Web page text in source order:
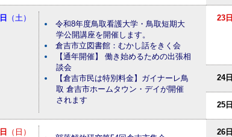
（土）
令和8年度鳥取看護大学・鳥取短期大
学公開講座を開催します。
倉吉市立図書館：むかし話をきく会
【通年開催】 働き始めるための出張相
談会
【倉吉市民は特別料金】ガイナーレ鳥
取 倉吉市ホームタウン・デイが開催
されます
（日）
23日
24日
25日
26日